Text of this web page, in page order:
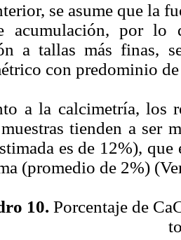
se asume que la
acumulación, por lo
a tallas más finas,
con predominio
a la calcimetría, los
tienden a ser
es de 12%),
(promedio de 2%)
10. Porcentaje de